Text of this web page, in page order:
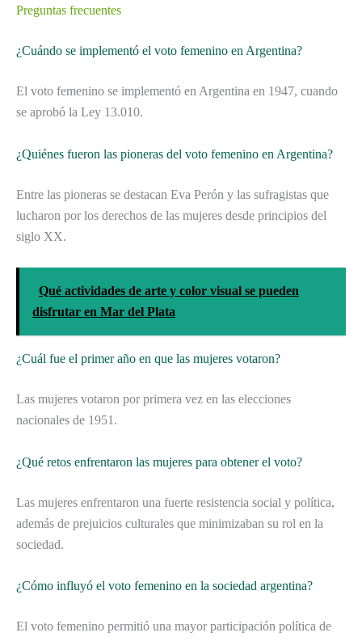
Preguntas frecuentes
¿Cuándo se implementó el voto femenino en Argentina?
El voto femenino se implementó en Argentina en 1947, cuando
se aprobó la Ley 13.010.
¿Quiénes fueron las pioneras del voto femenino en Argentina?
Entre las pioneras se destacan Eva Perón y las sufragistas que
lucharon por los derechos de las mujeres desde principios del
siglo XX.
Qué actividades de arte y color visual se pueden
disfrutar en Mar del Plata
¿Cuál fue el primer año en que las mujeres votaron?
Las mujeres votaron por primera vez en las elecciones
nacionales de 1951.
¿Qué retos enfrentaron las mujeres para obtener el voto?
Las mujeres enfrentaron una fuerte resistencia social y política,
además de prejuicios culturales que minimizaban su rol en la
sociedad.
¿Cómo influyó el voto femenino en la sociedad argentina?
El voto femenino permitió una mayor participación política de